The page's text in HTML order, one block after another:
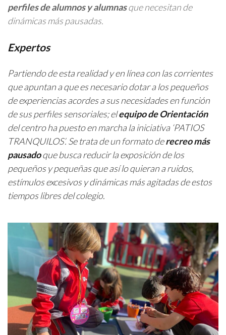
perfiles de alumnos y alumnasque necesitan de
dinámicas más pausadas.
Expertos
Partiendo de esta realidad y en línea con las corrientes
que apuntan a que es necesario dotar a los pequeños
de experiencias acordes a sus necesidades en función
de sus perfiles sensoriales; elequipo de Orientación
del centro ha puesto en marcha la iniciativa ‘PATIOS
TRANQUILOS’. Se trata de un formato derecreo más
pausadoque busca reducir la exposición de los
pequeños y pequeñas que así lo quieran a ruidos,
estímulos excesivos y dinámicas más agitadas de estos
tiempos libres del colegio.